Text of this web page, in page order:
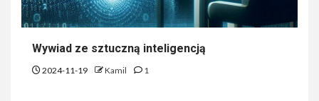
Wywiad ze sztuczną inteligencją
2024-11-19 Kamil 1